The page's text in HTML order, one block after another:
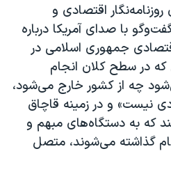
اقتصادی و
با صدای آمریکا درباره
جمهوری اسلامی در
در سطح کلان انجام
چه از کشور خارج می‌شود،
نیست» و در زمینه قاچاق
که به دستگاه‌های مبهم و
گذاشته می‌شوند، متصل